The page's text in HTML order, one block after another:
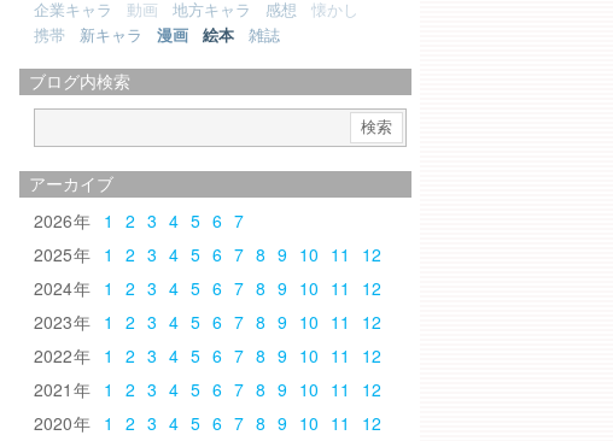
企業キャラ
動画 地方キャラ 感想
懐かし
携帯
新キャラ 漫画 絵本 雑誌
ブログ内検索
アーカイブ
2026 1 2 3 4 5 6 7
2025
1 2 3 4 5 6 7 8 9 10 11
12
2024
1 2 3 4 5 6 7 8 9 10 11
12
2023
1 2 3 4 5 6 7 8 9 10 11
12
2022
1 2 3 4 5 6 7 8 9 10 11
12
2021
1 2 3 4 5 6 7 8 9 10 11
12
2020
1 2 3 4 5 6 7 8 9 10 11
12